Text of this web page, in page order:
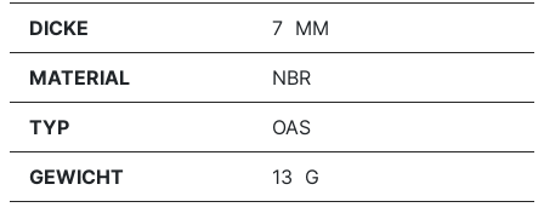
DICKE 7 MM
MATERIAL NBR
TYP OAS
GEWICHT 13 G